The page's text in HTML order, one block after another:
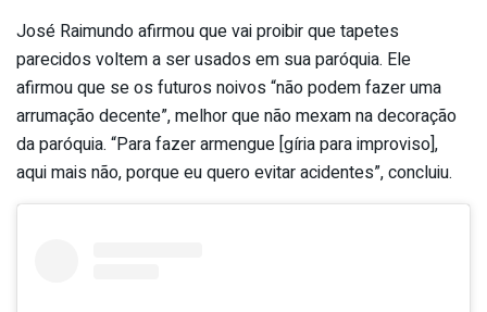
José Raimundo afirmou que vai proibir que tapetes
parecidos voltem a ser usados em sua paróquia. Ele
afirmou que se os futuros noivos “não podem fazer uma
arrumação decente”, melhor que não mexam na decoração
da paróquia. “Para fazer armengue [gíria para improviso],
aqui mais não, porque eu quero evitar acidentes”, concluiu.